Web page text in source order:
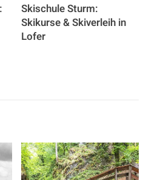
Skischule Sturm:
Skikurse & Skiverleih in
Lofer